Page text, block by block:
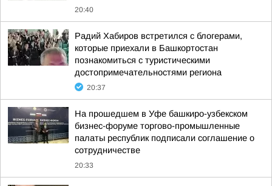
20:40
Радий Хабиров встретился с блогерами,
которые приехали в Башкортостан
познакомиться с туристическими
достопримечательностями региона
20:37
На прошедшем в Уфе башкиро-узбекском
бизнес-форуме торгово-промышленные
палаты республик подписали соглашение о
сотрудничестве
20:33